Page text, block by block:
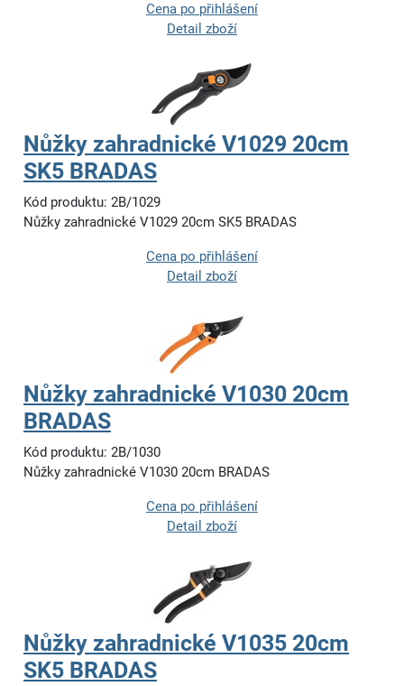
Cena po přihlášení
Detail zboží
Nůžky zahradnické V1029 20cm
SK5 BRADAS
Kód produktu: 2B/1029
Nůžky zahradnické V1029 20cm SK5 BRADAS
Cena po přihlášení
Detail zboží
Nůžky zahradnické V1030 20cm
BRADAS
Kód produktu: 2B/1030
Nůžky zahradnické V1030 20cm BRADAS
Cena po přihlášení
Detail zboží
Nůžky zahradnické V1035 20cm
SK5 BRADAS